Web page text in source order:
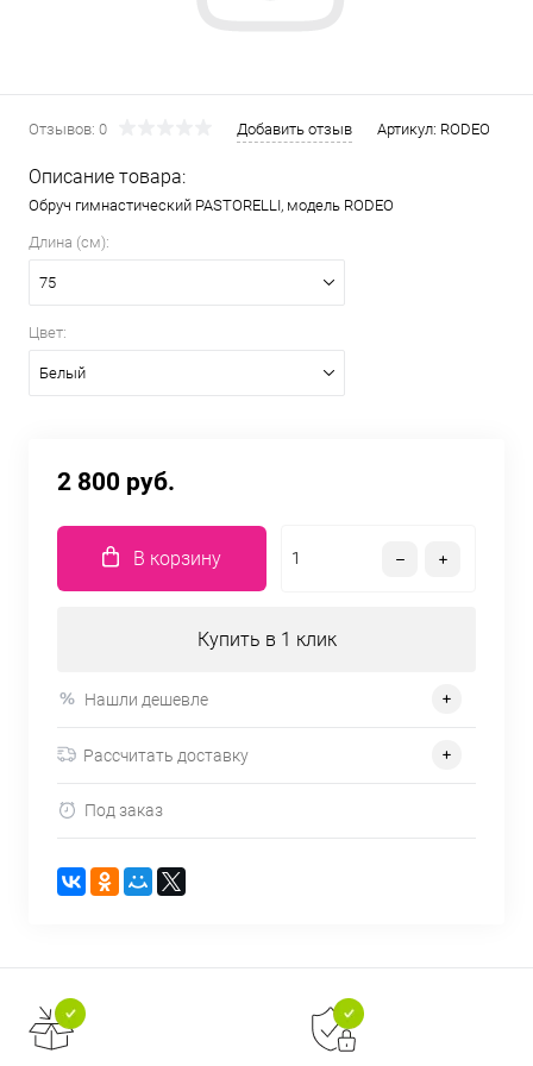
Отзывов: 0 Добавить отзыв Артикул: RODEO
Описание товара:
Обруч гимнастический PASTORELLI, модель RODEO
Длина (см):
75
Цвет:
Белый
2 800 руб.
В корзину
Купить в 1 клик
Нашли дешевле
Рассчитать доставку
Под заказ